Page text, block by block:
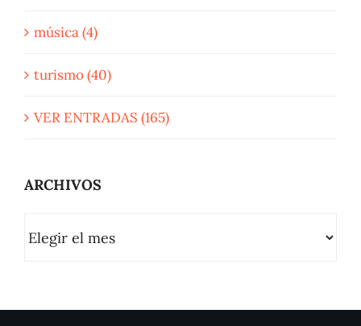
música (4)
turismo (40)
VER ENTRADAS (165)
ARCHIVOS